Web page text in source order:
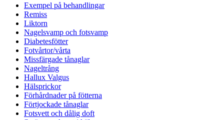
Exempel på behandlingar
Remiss
Liktorn
Nagelsvamp och fotsvamp
Diabetesfötter
Fotvårtor/vårta
Missfärgade tånaglar
Nageltrång
Hallux Valgus
Hälsprickor
Förhårdnader på fötterna
Förtjockade tånaglar
Fotsvett och dålig doft